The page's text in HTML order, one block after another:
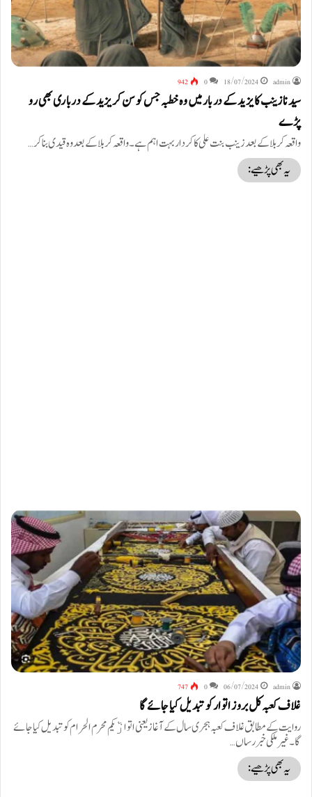
admin
18/07/2024
0
942
سیدنا زینب کا یزید کے دربار میں وہ خطبہ جس کو سن کر یزید کے درباری بھی رو
پڑے
واقعہ کربلا کے بعد زینب بنت علی کا کردار بہت اہم ہے۔ واقعہ کربلا کے بعد وہ قیدی بنا کر…
یہ بھی پڑھیے:
admin
06/07/2024
0
747
غلاف کعبہ کل بروز اتوار کو تبدیل کیا جائے گا
روایت کے مطابق غلاف کعبہ ہجری سال کے آغاز یعنی اتوارٞیکم محرم الحرام کو تبدیل کیا جائے
گا۔ غیرملکی خبررساں…
یہ بھی پڑھیے: